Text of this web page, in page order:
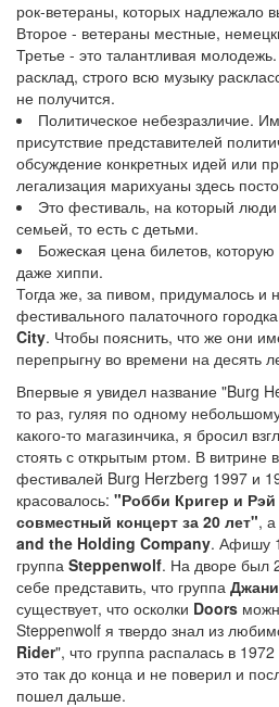
рок-ветераны, которых надлежало
Второе - ветераны местные,
Третье - это талантливая
расклад, строго всю музыку
не получится.
Политическое небезразличие.
присутствие представителей
обсуждение конкретных идей или
легализация марихуаны здесь
Это фестиваль, на который люди
семьей, то есть с детьми.
Божеская цена билетов, которую
даже хиппи.
Тогда же, за пивом, придумалось и
фестивального палаточного
City. Чтобы пояснить, что же они
перепрыгну во времени на десять
Впервые я увидел название "Burg
то раз, гуляя по одному
какого-то магазинчика, я бросил
стоять с открытым ртом. В
фестивалей Burg Herzberg 1997 и
красовалось: "Робби Кригер и
совместный концерт за 20 лет",
and the Holding Company. Афишу
группа Steppenwolf. На дворе был
себе представить, что группа
существует, что осколки Doors
Steppenwolf я твердо знал из
Rider", что группа распалась в
это так до конца и не поверил и
пошел дальше.